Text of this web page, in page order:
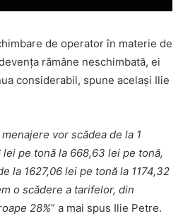
de operator în materie de
rămâne neschimbată, ei
considerabil, spune același Ilie
vor scădea de la 1
pe tonă la 668,63 lei pe tonă,
la 1627,06 lei pe tonă la 1174,32
o scădere a tarifelor, din
28%” a mai spus Ilie Petre.